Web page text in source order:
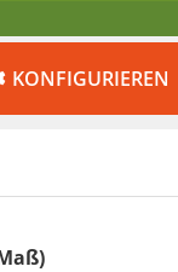
KONFIGURIEREN